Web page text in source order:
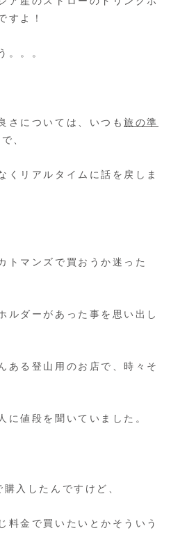
すよ！
。。。
さについては、いつも旅の準
、
くリアルタイムに話を戻しま
トマンズで買おうか迷った
ルダーがあった事を思い出し
ある登山用のお店で、時々そ
に値段を聞いていました。
入したんですけど、
料金で買いたいとかそういう